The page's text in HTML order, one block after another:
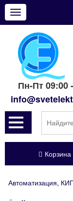
Показать
меню
Пн-Пт 09:00
Корзина
Автоматизация,